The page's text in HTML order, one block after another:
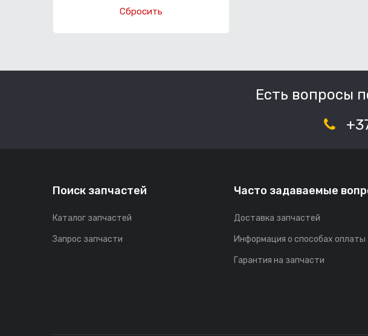
Сбросить
Есть вопросы
Поиск запчастей
Каталог запчастей
Запрос запчасти
Часто задаваемые
Доставка запчастей
Информация о способах оплаты
Гарантия на запчасти